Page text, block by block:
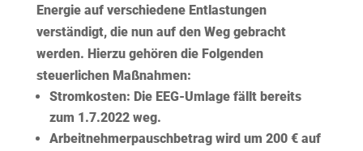
Energie auf verschiedene Entlastungen
verständigt, die nun auf den Weg gebracht
werden. Hierzu gehören die Folgenden
steuerlichen Maßnahmen:
Stromkosten: Die EEG-Umlage fällt bereits
zum 1.7.2022 weg.
Arbeitnehmerpauschbetrag wird um 200 € auf